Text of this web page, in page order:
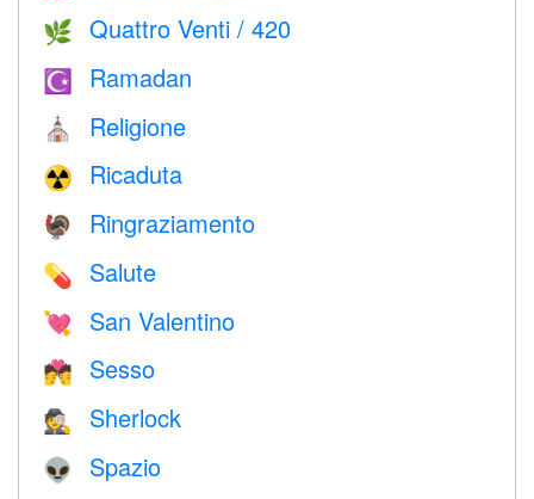
🌿 Quattro Venti / 420
☪️ Ramadan
⛪️ Religione
☢️ Ricaduta
🦃 Ringraziamento
💊 Salute
💘 San Valentino
💏 Sesso
🕵️ Sherlock
👽 Spazio